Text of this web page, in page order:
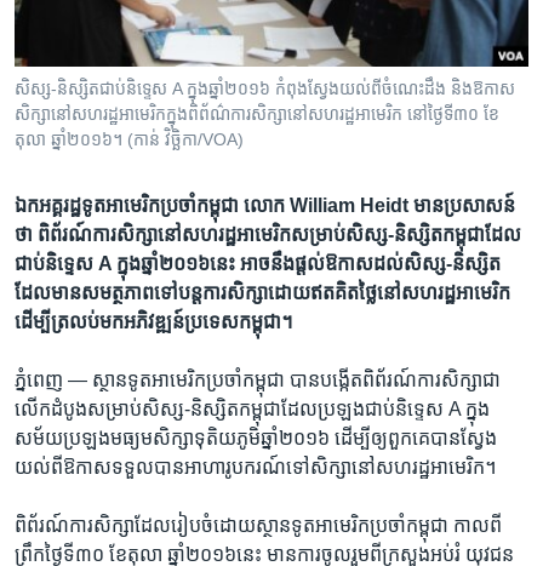
រំលង​
ចូល​
ទៅ​
កាន់​
ស្វែង​
បណ្តាញ​សង្គម
សិស្ស-និស្សិត​ជាប់​និទ្ទេស A ក្នុង​ឆ្នាំ២០១៦ កំពុង​ស្វែងយល់​ពី​ចំណេះដឹង​ និង​ឱកាស​
សិក្សា​នៅ​សហរដ្ឋ​អាមេរិក​ក្នុង​ពិព័ណ៌​ការសិក្សា​នៅ​សហរដ្ឋ​អាមេរិក នៅ​ថ្ងៃទី៣០ ខែ
តុលា ឆ្នាំ២០១៦។ (កាន់ វិច្ឆិកា/VOA)
ឯកអគ្គរដ្ឋទូត​អាមេរិក​ប្រចាំ​កម្ពុជា លោក William Heidt មាន​ប្រសាសន៍​​
ថា ពិព័រណ៍​ការ​សិក្សា​​នៅ​សហរដ្ឋ​អាមេរិក​សម្រាប់​សិស្ស-និស្សិត​កម្ពុជា​ដែល​
ជាប់​និទ្ទេស A ក្នុង​​​ឆ្នាំ​​២០១៦​​នេះ អាច​នឹង​ផ្ដល់​ឱកាស​ដល់​​សិស្ស-និស្សិត​
ដែល​មាន​សមត្ថភាព​ទៅ​បន្ត​ការ​សិក្សា​ដោយ​ឥត​គិត​ថ្លៃ​នៅ​សហរដ្ឋ​អាមេរិក
ដើម្បី​ត្រលប់​មក​អភិវឌ្ឍន៍​ប្រទេស​កម្ពុជា។
ភ្នំពេញ — ស្ថានទូត​អាមេរិក​ប្រចាំ​កម្ពុជា ​បាន​បង្កើត​ពិព័រណ៍​ការ​សិក្សា​ជា​
លើក​ដំបូង​សម្រាប់​សិស្ស-និស្សិត​កម្ពុជាដែល​ប្រឡង​ជាប់និទ្ទេស​ A ក្នុង​
សម័យ​ប្រឡង​មធ្យមសិក្សា​ទុតិយភូមិឆ្នាំ​២០១៦​ ដើម្បី​ឲ្យ​ពួក​គេបាន​ស្វែង​
យល់ពី​ឱកាស​ទទួល​បាន​អាហារូបករណ៍​ទៅ​សិក្សា​នៅ​សហរដ្ឋអាមេរិក។
ពិព័រណ៍​ការ​សិក្សា​ដែល​រៀប​ចំ​ដោយ​ស្ថានទូត​អាមេរិក​ប្រចាំ​កម្ពុជា​ កាល​ពី​
ព្រឹក​ថ្ងៃ​ទី​៣០ ខែ​តុលា ឆ្នាំ​២០១៦​នេះ មានការ​ចូល​រួម​ពី​ក្រសួងអប់​រំ យុវជន